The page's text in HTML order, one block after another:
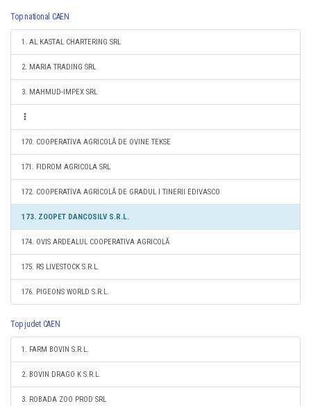
Top national CAEN
1. AL KASTAL CHARTERING SRL
2. MARIA TRADING SRL
3. MAHMUD-IMPEX SRL
170. COOPERATIVA AGRICOLĂ DE OVINE TEKSE
171. FIDROM AGRICOLA SRL
172. COOPERATIVA AGRICOLĂ DE GRADUL I TINERII EDIVASCO
173. ZOOPET DANCOSILV S.R.L.
174. OVIS ARDEALUL COOPERATIVA AGRICOLĂ
175. RS LIVESTOCK S.R.L.
176. PIGEONS WORLD S.R.L.
Top judet CAEN
1. FARM BOVIN S.R.L.
2. BOVIN DRAGO K S.R.L.
3. ROBADA ZOO PROD SRL